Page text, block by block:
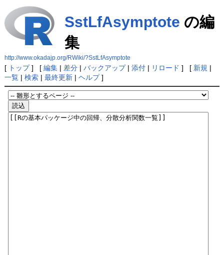
SstLfAsymptote の編
集
http://www.okadajp.org/RWiki/?SstLfAsymptote
[ トップ] [ 編集| 差分| バックアップ| 添付| リロード ] [ 新規 |
一覧| 検索| 最終更新| ヘルプ]